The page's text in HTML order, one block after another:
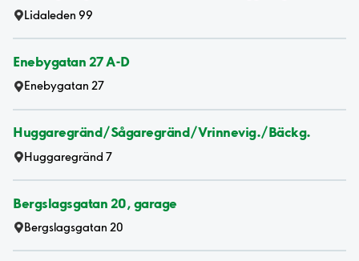
Lidaleden 99
Enebygatan 27 A-D
Enebygatan 27
Huggaregränd/Sågaregränd/Vrinnevig./Bäckg.
Huggaregränd 7
Bergslagsgatan 20, garage
Bergslagsgatan 20